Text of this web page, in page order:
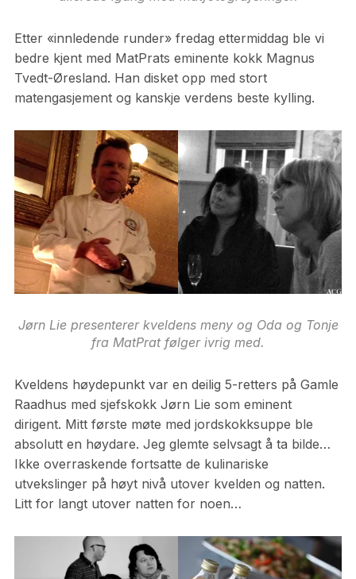
Etter «innledende runder» fredag ettermiddag ble vi
bedre kjent med MatPrats eminente kokk Magnus
Tvedt-Øresland. Han disket opp med stort
matengasjement og kanskje verdens beste kylling.
Jørn Lie presenterer kveldens meny og Oda og Tonje
fra MatPrat følger ivrig med.
Kveldens høydepunkt var en deilig 5-retters på Gamle
Raadhus med sjefskokk Jørn Lie som eminent
dirigent. Mitt første møte med jordskokksuppe ble
absolutt en høydare. Jeg glemte selvsagt å ta bilde…
Ikke overraskende fortsatte de kulinariske
utvekslinger på høyt nivå utover kvelden og natten.
Litt for langt utover natten for noen…